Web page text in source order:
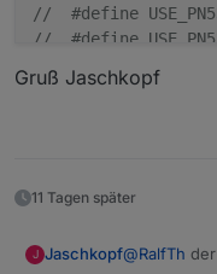
//  #define
//  #define
//#define
Gruß Jaschkopf
11 Tagen später
J Jaschkopf@RalfTh